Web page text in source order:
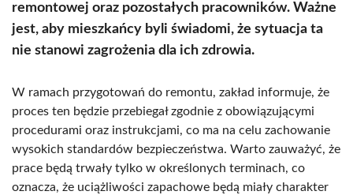
remontowej oraz pozostałych pracowników. Ważne
jest, aby mieszkańcy byli świadomi, że sytuacja ta
nie stanowi zagrożenia dla ich zdrowia.
W ramach przygotowań do remontu, zakład informuje, że
proces ten będzie przebiegał zgodnie z obowiązującymi
procedurami oraz instrukcjami, co ma na celu zachowanie
wysokich standardów bezpieczeństwa. Warto zauważyć, że
prace będą trwały tylko w określonych terminach, co
oznacza, że uciążliwości zapachowe będą miały charakter